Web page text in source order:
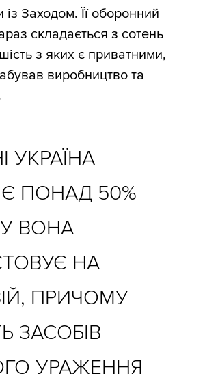
Заходом. Її оборонний
складається з сотень
з яких є приватними,
виробництво та
УКРАЇНА
ПОНАД 50%
ВОНА
НА
ПРИЧОМУ
ЗАСОБІВ
УРАЖЕННЯ